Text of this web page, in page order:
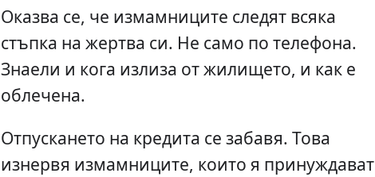
Оказва се, че измамниците следят всяка
стъпка на жертва си. Не само по телефона.
Знаели и кога излиза от жилището, и как е
облечена.
Отпускането на кредита се забавя. Това
изнервя измамниците, които я принуждават